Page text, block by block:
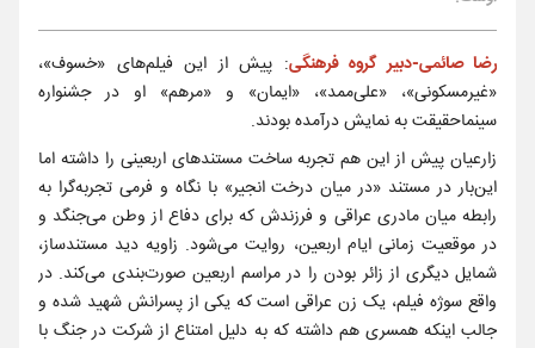
رضا صائمی-دبیر گروه فرهنگی: پیش از این فیلم‌های «خسوف»،
«غیرمسکونی»، «علی‌ممد»، «ایمان» و «مرهم» او در جشنواره
سینماحقیقت به نمایش درآمده‌ بودند.
زارعیان پیش از این هم تجربه ساخت مستندهای اربعینی را داشته اما
این‌بار در مستند «در میان درخت انجیر» با نگاه و فرمی تجربه‌گرا به
رابطه میان مادری عراقی و فرزندش که برای دفاع از وطن می‌جنگد و
در موقعیت زمانی ایام اربعین، روایت می‌شود. زاویه دید مستندساز،
شمایل دیگری از زائر بودن را در مراسم اربعین صورت‌بندی می‌کند. در
واقع سوژه‌ فیلم، یک زن عراقی است که یکی از پسرانش شهید شده‌ و
جالب اینکه همسری هم داشته که به دلیل امتناع از شرکت در جنگ با